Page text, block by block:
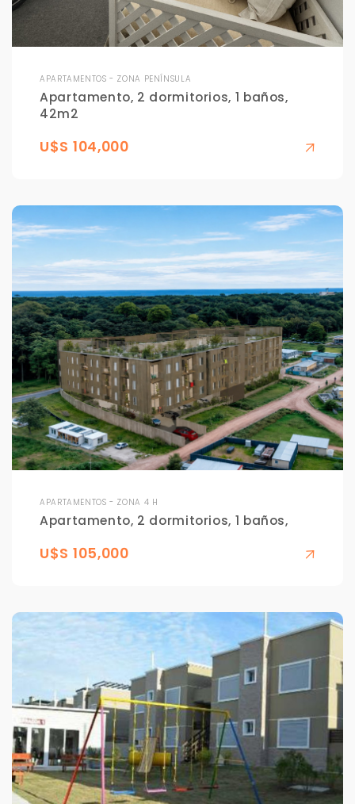
APARTAMENTOS - ZONA PENÍNSULA
Apartamento, 2 dormitorios, 1 baños,
42m2
U$S 104,000
APARTAMENTOS - ZONA 4 H
Apartamento, 2 dormitorios, 1 baños,
U$S 105,000